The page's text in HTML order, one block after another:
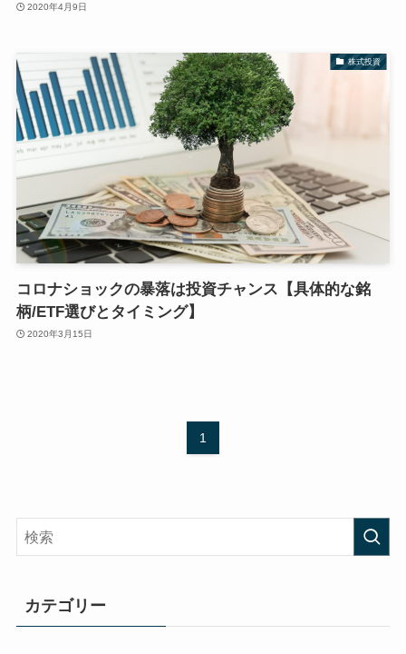
2020年4月9日
株式投資
コロナショックの暴落は投資チャンス【具体的な銘
柄/ETF選びとタイミング】
2020年3月15日
1
カテゴリー